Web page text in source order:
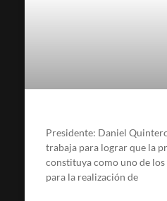
Presidente: Daniel
trabaja para lograr que la
constituya como uno de
para la realización de